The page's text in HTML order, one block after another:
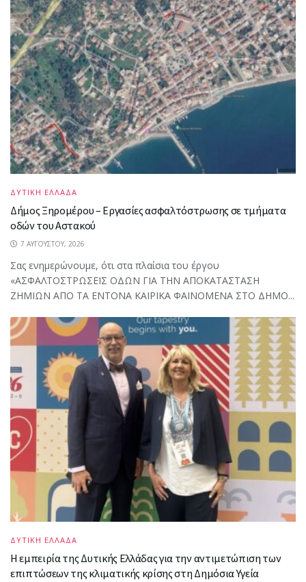
ΔΥΤΙΚΗ ΕΛΛΑΔΑ
Δήμος Ξηρομέρου – Εργασίες ασφαλτόστρωσης σε τμήματα
οδών του Αστακού
7 ΑΥΓΟΎΣΤΟΥ, 2026
Σας ενημερώνουμε, ότι στα πλαίσια του έργου
«ΑΣΦΑΛΤΟΣΤΡΩΣΕΙΣ ΟΔΩΝ ΓΙΑ ΤΗΝ ΑΠΟΚΑΤΑΣΤΑΣΗ
ΖΗΜΙΩΝ ΑΠΟ ΤΑ ΕΝΤΟΝΑ ΚΑΙΡΙΚΑ ΦΑΙΝΟΜΕΝΑ ΣΤΟ ΔΗΜΟ...
ΔΥΤΙΚΗ ΕΛΛΑΔΑ
Η εμπειρία της Δυτικής Ελλάδας για την αντιμετώπιση των
επιπτώσεων της κλιματικής κρίσης στη Δημόσια Υγεία